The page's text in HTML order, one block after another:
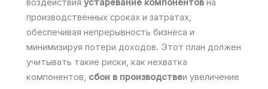
воздействия устаревание компонентов на
производственных сроках и затратах,
обеспечивая непрерывность бизнеса и
минимизируя потери доходов. Этот план должен
учитывать такие риски, как нехватка
компонентов, сбои в производствеи увеличение